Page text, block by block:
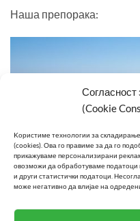
(Cookie
Kористиме технологии за
(cookies).Ова го правиме за да го
прикажуваме персонализирани
овозможи да обработуваме податоци
и други статистички податоци.
може негативно да влијае на
Наша препорака: